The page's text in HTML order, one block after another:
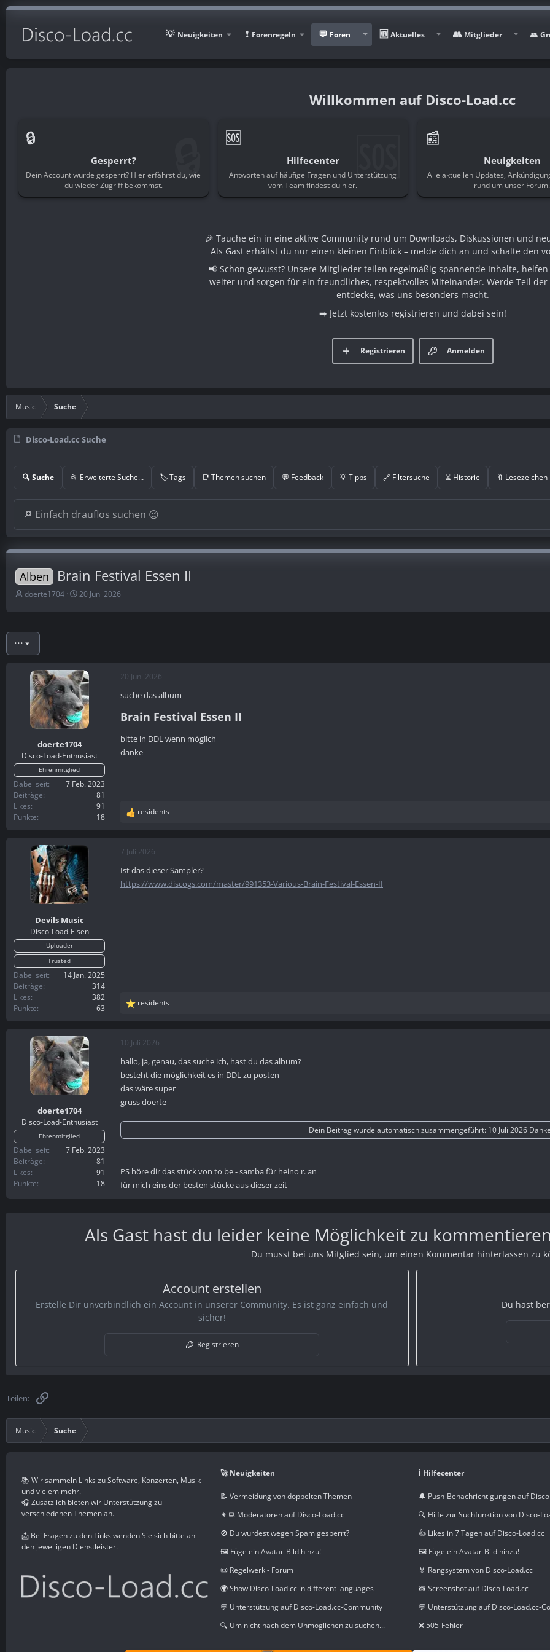
Neuigkeiten Forenregeln Foren Aktuelles Mitglieder
Disco-Load.cc
🔒
Gesperrt?
Dein Account wurde gesperrt? Hier erfährst du, wie
du wieder Zugriff bekommst.
🔒 🆘
Hilfecenter
Antworten auf häufige Fragen und Unterstützung
vom Team findest du hier.🆘 📰
Neuigkeiten
Alle aktuellen Updates,
rund um unser Forum.
🎉 Tauche ein in eine aktive Community rund um Downloads, Diskussionen und
Als Gast erhältst du nur einen kleinen Einblick – melde dich an und schalte den
📢 Schon gewusst? Unsere Mitglieder teilen regelmäßig spannende Inhalte,
weiter und sorgen für ein freundliches, respektvolles Miteinander. Werde Teil
entdecke, was uns besonders macht.
➡️ Jetzt kostenlos registrieren und dabei sein!
Anmelden
Registrieren
Music Suche
Disco-Load.cc Suche
🔍 Suche 📂 Erweiterte Suche… 🏷️ Tags 📑 Themen suchen 💬 Feedback 💡 Tipps 🔗 Filtersuche ⏳ Historie 🔖 Lesezeichen
Alben Brain Festival Essen II
E
doerte1704
E
t
a
m
20 Juni 2026
•••
doerte1704
Disco-Load-Enthusiast
Ehrenmitglied
Dabei seit
7 Feb. 2023
Beiträge
81
Likes
91
Punkte
18
20 Juni 2026
suche das album
Brain Festival Essen II​
bitte in DDL wenn möglich
danke
R
k
i
o
residents
Devils Music
Disco-Load-Eisen
Uploader
Trusted
Dabei seit
14 Jan. 2025
Beiträge
314
Likes
382
Punkte
63
7 Juli 2026
Ist das dieser Sampler?
https://www.discogs.com/master/991353-Various-Brain-Festival-Essen-II
R
k
i
o
n
residents
doerte1704
Disco-Load-Enthusiast
Ehrenmitglied
Dabei seit
7 Feb. 2023
Beiträge
81
Likes
91
Punkte
18
10 Juli 2026
hallo, ja, genau, das suche ich, hast du das album?
besteht die möglichkeit es in DDL zu posten
das wäre super
gruss doerte
Dein Beitrag wurde automatisch zusammengeführt: 10 Juli 2026
PS höre dir das stück von to be - samba für heino r. an
für mich eins der besten stücke aus dieser zeit
Als Gast hast du leider keine Möglichkeit zu
Du musst bei uns Mitglied sein, um einen Kommentar hinterlassen zu
Account erstellen
Erstelle Dir unverbindlich ein Account in unserer Community. Es ist ganz einfach und
sicher!
Registrieren
Du hast
Teilen: Link
Music Suche
📚 Wir sammeln Links zu Software, Konzerten, Musik
und vielem mehr.
🎧 Zusätzlich bieten wir Unterstützung zu
verschiedenen Themen an.
📩 Bei Fragen zu den Links wenden Sie sich bitte an
den jeweiligen Dienstleister.
🚀 Neuigkeiten
📝 Vermeidung von doppelten Themen
👨‍💻 Moderatoren auf Disco-Load.cc
🚫 Du wurdest wegen Spam gesperrt?
🖼️ Füge ein Avatar-Bild hinzu!
📜 Regelwerk - Forum
🌍 Show Disco-Load.cc in different languages
💬 Unterstützung auf Disco-Load.cc-Community
🔍 Um nicht nach dem Unmöglichen zu suchen...
ℹ️ Hilfecenter
🔔 Push-Benachrichtigungen auf
🔍 Hilfe zur Suchfunktion von Disco-
👍 Likes in 7 Tagen auf Disco-Load.cc
🖼️ Füge ein Avatar-Bild hinzu!
🏅 Rangsystem von Disco-Load.cc
📸 Screenshot auf Disco-Load.cc
💬 Unterstützung auf Disco-Load.cc-
❌ 505-Fehler